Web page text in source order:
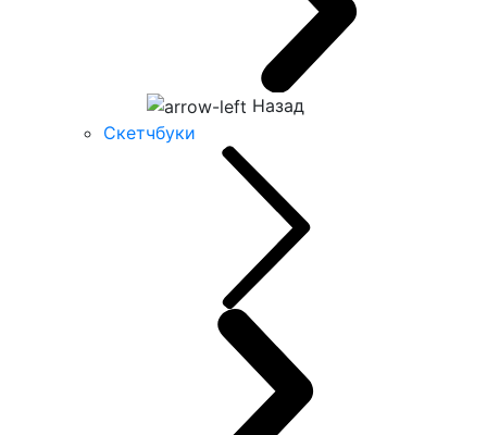
Назад
Скетчбуки